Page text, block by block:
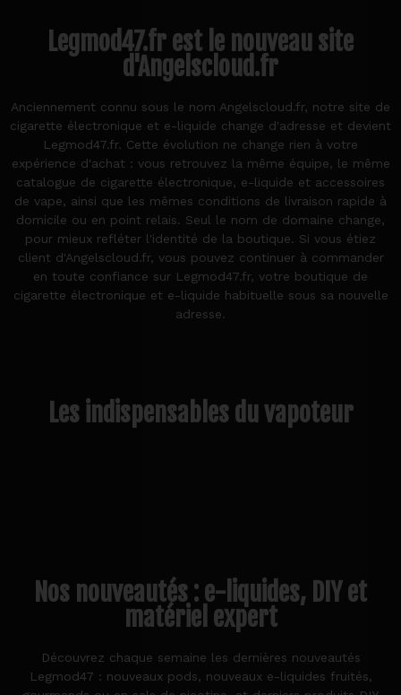
Legmod47.fr est le nouveau site
d'Angelscloud.fr
Anciennement connu sous le nom Angelscloud.fr, notre site de
cigarette électronique et e-liquide change d'adresse et devient
Legmod47.fr. Cette évolution ne change rien à votre
expérience d'achat : vous retrouvez la même équipe, le même
catalogue de cigarette électronique, e-liquide et accessoires
de vape, ainsi que les mêmes conditions de livraison rapide à
domicile ou en point relais. Seul le nom de domaine change,
pour mieux refléter l'identité de la boutique. Si vous étiez
client d'Angelscloud.fr, vous pouvez continuer à commander
en toute confiance sur Legmod47.fr, votre boutique de
cigarette électronique et e-liquide habituelle sous sa nouvelle
adresse.
Les indispensables du vapoteur
Nos nouveautés : e-liquides, DIY et
matériel expert
Découvrez chaque semaine les dernières nouveautés
Legmod47 : nouveaux pods, nouveaux e-liquides fruités,